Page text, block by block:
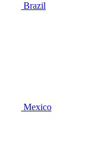
Brazil
Mexico